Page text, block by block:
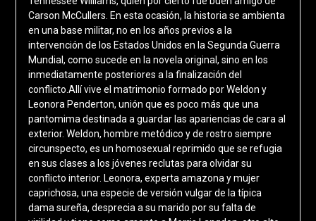
Carson McCullers. En esta ocasión, la historia se ambienta
en una base militar, no en los años previos a la
intervención de los Estados Unidos en la Segunda Guerra
Mundial, como sucede en la novela original, sino en los
inmediatamente posteriores a la finalización del
conflicto.Allí vive el matrimonio formado por Weldon y
Leonora Penderton, unión que es poco más que una
pantomima destinada a guardar las apariencias de cara al
exterior. Weldon, hombre metódico y de rostro siempre
circunspecto, es un homosexual reprimido que se refugia
en sus clases a los jóvenes reclutas para olvidar su
conflicto interior. Leonora, experta amazona y mujer
caprichosa, una especie de versión vulgar de la típica
dama sureña, desprecia a su marido por su falta de